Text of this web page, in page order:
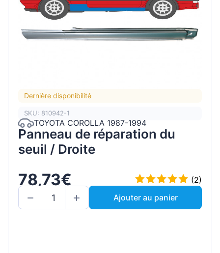
Dernière disponibilité
SKU: 810942-1
TOYOTA COROLLA 1987-1994
Panneau de réparation du
seuil / Droite
78,73€
(2)
Ajouter au panier